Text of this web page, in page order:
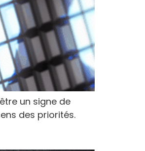
un signe de
des priorités.